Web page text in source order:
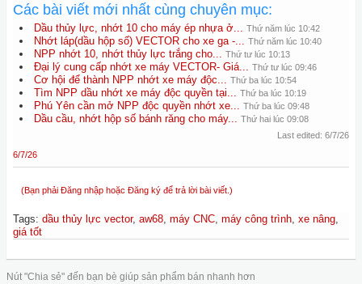
Các bài viết mới nhất cùng chuyên mục:
Dầu thủy lực, nhớt 10 cho máy ép nhựa ở... Thứ năm lúc 10:42
Nhớt láp(dầu hộp số) VECTOR cho xe ga -... Thứ năm lúc 10:40
NPP nhớt 10, nhớt thủy lực trắng cho... Thứ tư lúc 10:13
Đại lý cung cấp nhớt xe máy VECTOR- Giá... Thứ tư lúc 09:46
Cơ hội để thành NPP nhớt xe máy độc... Thứ ba lúc 10:54
Tìm NPP dầu nhớt xe máy độc quyền tại... Thứ ba lúc 10:19
Phú Yên cần mở NPP độc quyền nhớt xe... Thứ ba lúc 09:48
Dầu cầu, nhớt hộp số bánh răng cho máy...
Thứ hai lúc 09:08
Last edited: 6/7/26
6/7/26
(Bạn phải Đăng nhập hoặc Đăng ký để trả lời bài viết.)
Tags: dầu thủy lực vector, aw68 máy CNC máy công trình xe nâng
giá tốt
Nút "Chia sẻ" đến bạn bè giúp sản phẩm bán nhanh hơn